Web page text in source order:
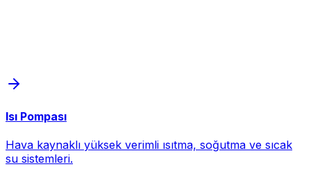
Isı Pompası
Hava kaynaklı yüksek verimli ısıtma, soğutma ve sıcak
su sistemleri.